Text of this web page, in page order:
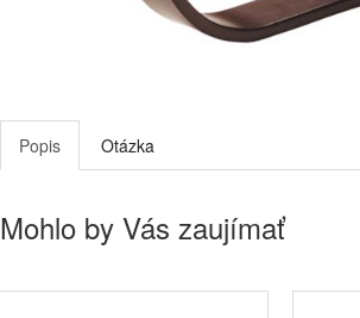
Popis Otázka
Mohlo by Vás zaujímať